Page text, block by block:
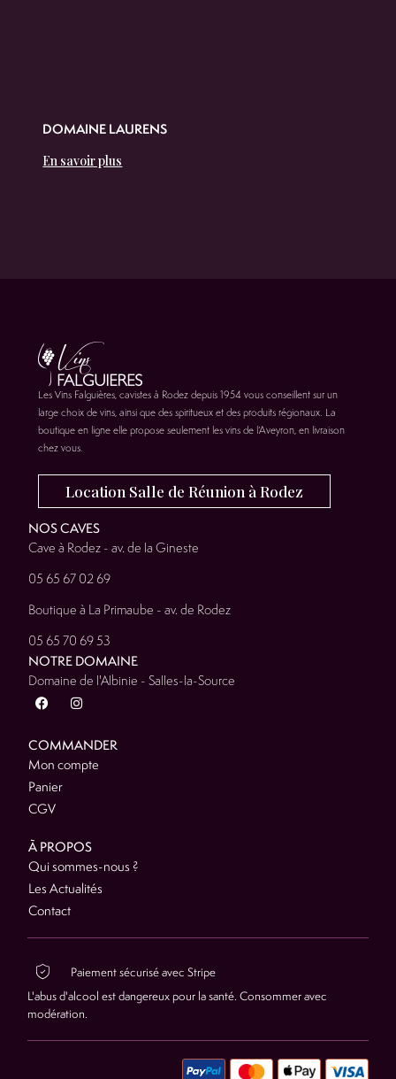
DOMAINE LAURENS
En savoir plus
Les Vins Falguières, cavistes à Rodez depuis 1954 vous conseillent sur un
large choix de vins, ainsi que des spiritueux et des produits régionaux. La
boutique en ligne elle propose seulement les vins de l’Aveyron, en livraison
chez vous.
Location Salle de Réunion à Rodez
NOS CAVES
Cave à Rodez - av. de la Gineste
05 65 67 02 69
Boutique à La Primaube - av. de Rodez
05 65 70 69 53
NOTRE DOMAINE
Domaine de l'Albinie - Salles-la-Source
COMMANDER
Mon compte
Panier
CGV
À PROPOS
Qui sommes-nous ?
Les Actualités
Contact
Paiement sécurisé avec Stripe
L'abus d'alcool est dangereux pour la santé. Consommer avec
modération.